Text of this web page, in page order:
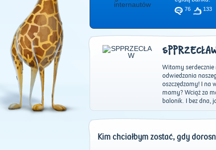
76 133
Witamy serdecznie
odwiedzania
oszczędzamy! I na
mamy? Wciąż za
balonik. I bez dna,
Kim chciałbym zostać, gdy